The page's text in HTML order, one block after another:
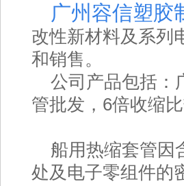
广州容信塑胶
改性新材料及系列
和销售。
公司产品包括：
管批发 ，6倍收缩
船用热缩套管因
处及电子零组件的